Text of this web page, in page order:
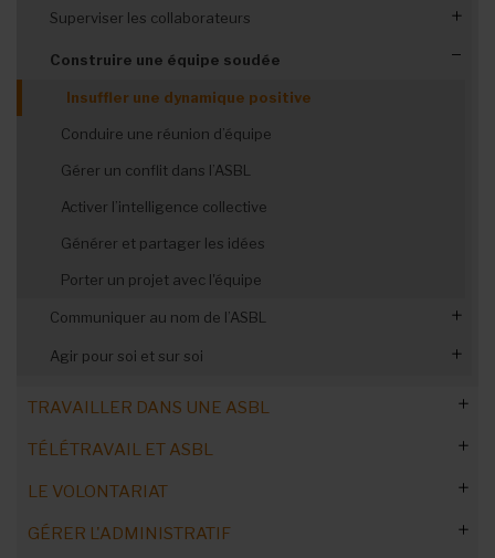
Optimiser le fonctionnement des organes de gestion
Manager- administrateurs, une coopération
Superviser les collaborateurs
Un organigramme clair
Décrire les fonctions et déléguer
Suivre, évaluer, motiver
Construire une équipe soudée
Insuffler une dynamique positive
Conduire une réunion d’équipe
Gérer un conflit dans l’ASBL
Activer l’intelligence collective
Générer et partager les idées
Porter un projet avec l'équipe
Communiquer au nom de l’ASBL
Apprendre à parler en public
Agir pour soi et sur soi
Ne plus subir les conflits
Dominer son stress
TRAVAILLER DANS UNE ASBL
L'emploi dans le Non-Marchand
Chiffres de l’emploi dans l’associatif en Wallonie
L'emploi dans le secteur
Ressources humaines : professionnalisation
Avantages et inconvénients
TÉLÉTRAVAIL ET ASBL
Télétravail : cadre réglementaire
Télétravail occasionnel
Télétravail : rémunération des salariés
LE VOLONTARIAT
Commandez notre Guide Pratique
GÉRER L'ADMINISTRATIF